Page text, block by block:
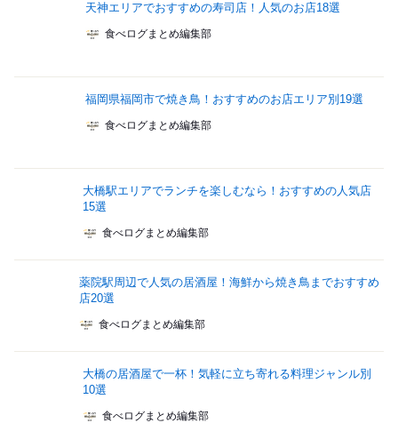
天神エリアでおすすめの寿司店！人気のお店18選
食べログまとめ編集部
福岡県福岡市で焼き鳥！おすすめのお店エリア別19選
食べログまとめ編集部
大橋駅エリアでランチを楽しむなら！おすすめの人気店
15選
食べログまとめ編集部
薬院駅周辺で人気の居酒屋！海鮮から焼き鳥までおすすめ
店20選
食べログまとめ編集部
大橋の居酒屋で一杯！気軽に立ち寄れる料理ジャンル別
10選
食べログまとめ編集部